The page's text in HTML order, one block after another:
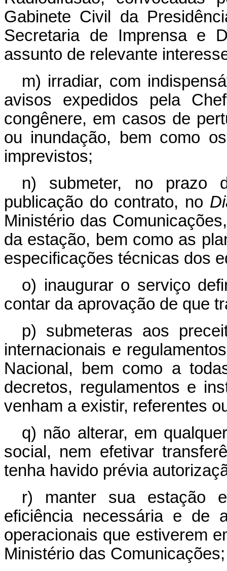
Gabinete Civil da
Secretaria de Imprensa e
assunto de relevante
m) irradiar, com
avisos expedidos pela
congênere, em casos de
ou inundação, bem como
imprevistos;
n) submeter, no prazo
publicação do contrato, no
Ministério das
da estação, bem como as
especificações técnicas dos
o) inaugurar o serviço
contar da aprovação de que
p) submeteras aos
internacionais e
Nacional, bem como a
decretos, regulamentos e
venham a existir, referentes
q) não alterar, em
social, nem efetivar
tenha havido prévia
r) manter sua estação
eficiência necessária e de
operacionais que estiverem
Ministério das Comunicações;